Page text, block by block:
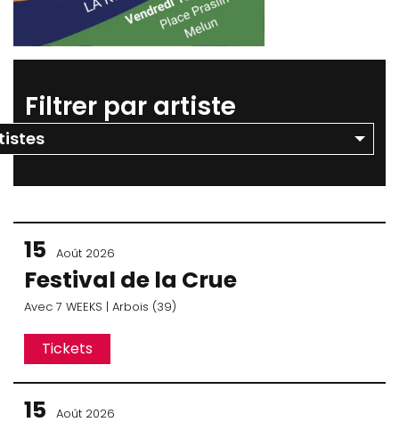
Filtrer par artiste
15 Août 2026
Festival de la Crue
Avec 7 WEEKS | Arbois (39)
Tickets
15 Août 2026